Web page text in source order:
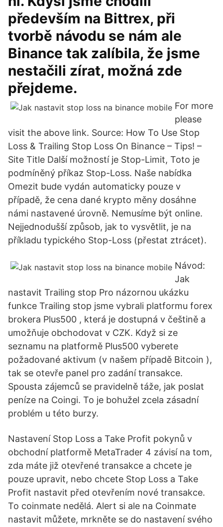
především na Bittrex, při
tvorbě návodu se nám ale
Binance tak zalíbila, že jsme
nestačili zírat, možná zde
přejdeme.
For more
please
visit the above link. Source: How To Use Stop
Loss & Trailing Stop Loss On Binance – Tips! –
Site Title Další možností je Stop-Limit, Toto je
podmíněný příkaz Stop-Loss. Naše nabídka
Omezit bude vydán automaticky pouze v
případě, že cena dané krypto měny dosáhne
námi nastavené úrovně. Nemusíme být online.
Nejjednodušší způsob, jak to vysvětlit, je na
příkladu typického Stop-Loss (přestat ztrácet).
Návod:
Jak
nastavit Trailing stop Pro názornou ukázku
funkce Trailing stop jsme vybrali platformu forex
brokera Plus500 , která je dostupná v češtině a
umožňuje obchodovat v CZK. Když si ze
seznamu na platformě Plus500 vyberete
požadované aktivum (v našem případě Bitcoin ),
tak se otevře panel pro zadání transakce.
Spousta zájemců se pravidelně táže, jak poslat
peníze na Coingi. To je bohužel zcela zásadní
problém u této burzy.
Nastavení Stop Loss a Take Profit pokynů v
obchodní platformě MetaTrader 4 závisí na tom,
zda máte již otevřené transakce a chcete je
pouze upravit, nebo chcete Stop Loss a Take
Profit nastavit před otevřením nové transakce.
To coinmate nedělá. Alert si ale na Coinmate
nastavit můžete, mrkněte se do nastavení svého